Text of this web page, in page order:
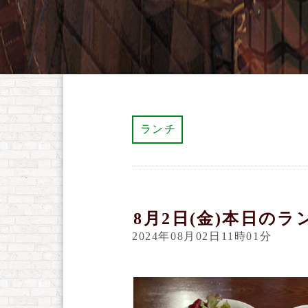
ランチ
8月2日(金)本日のラ
2024年08月02日11時01分